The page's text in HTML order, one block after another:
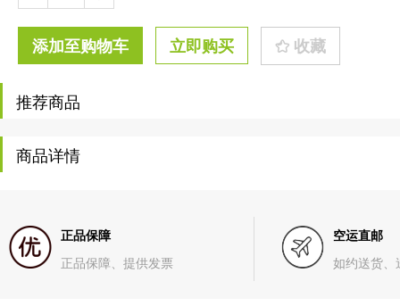
添加至购物车 立即购买 收藏
推荐商品
商品详情
正品保障
正品保障、提供发票
空运直邮
如约送货、